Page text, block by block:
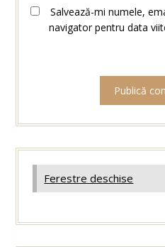
Salvează-mi numele,
navigator pentru data
Ferestre deschise